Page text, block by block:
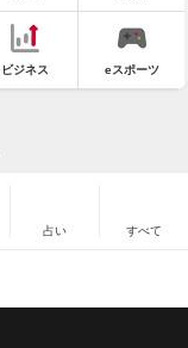
ビジネス eスポーツ
占い すべて